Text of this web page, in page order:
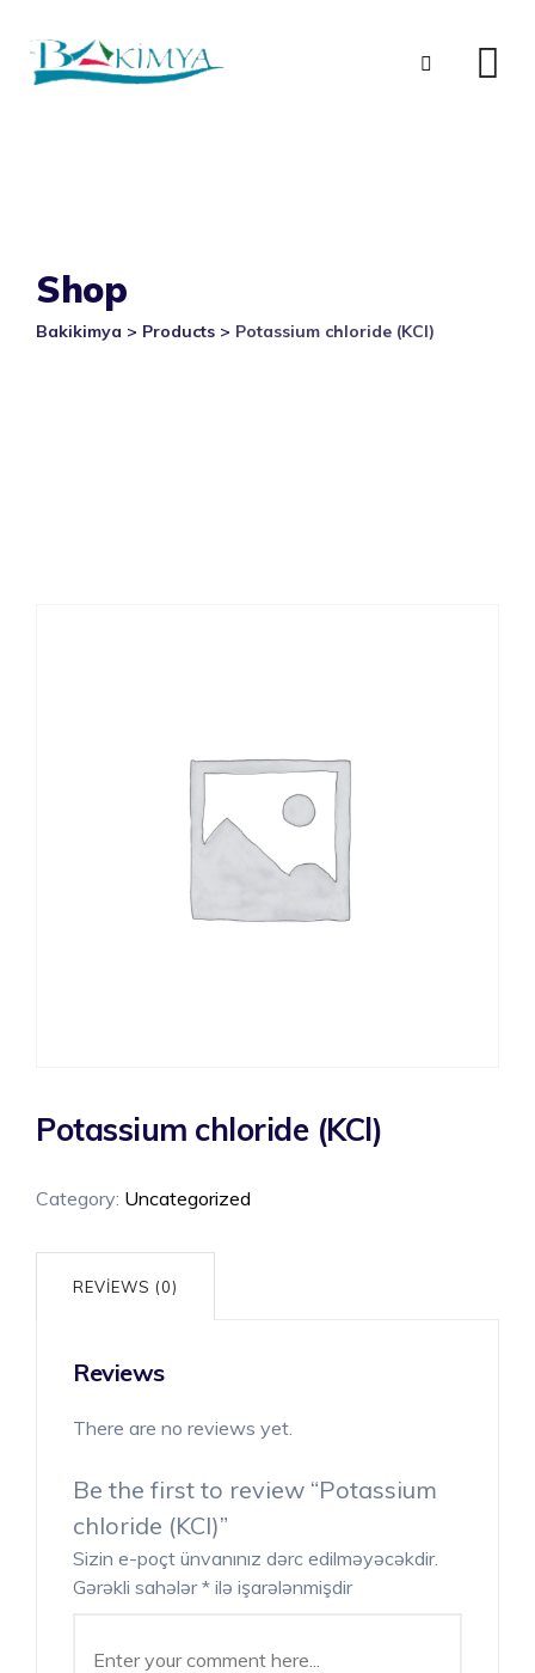
content
Shop
Bakikimya > Products > Potassium chloride (KCl)
Potassium chloride (KCl)
Category: Uncategorized
REVIEWS (0)
Reviews
There are no reviews yet.
Be the first to review “Potassium
chloride (KCl)”
Sizin e-poçt ünvanınız dərc edilməyəcəkdir.
Gərəkli sahələr* ilə işarələnmişdir